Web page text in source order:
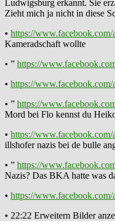
Ludwigsburg erkannt. Sie
Zieht mich ja nicht in diese
• https://www.facebook.com/
Kameradschaft wollte
• ” https://
• https://www.facebook.com/
• ” https://
Mord bei Flo kennst du
• https://www.facebook.com/
illshofer nazis bei de bulle
• ” https://
Nazis? Das BKA hatte was
• https://www.facebook.com/
• 22:22 Erweitern Bilder